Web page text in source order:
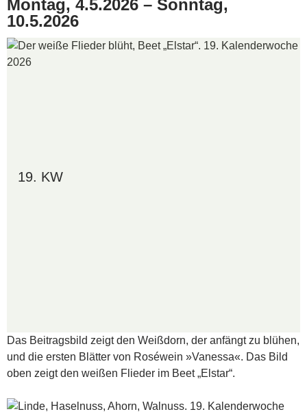
Montag, 4.5.2026 – Sonntag,
10.5.2026
19. KW
Das Beitragsbild zeigt den Weißdorn, der anfängt zu blühen,
und die ersten Blätter von Roséwein »Vanessa«. Das Bild
oben zeigt den weißen Flieder im Beet „Elstar“.